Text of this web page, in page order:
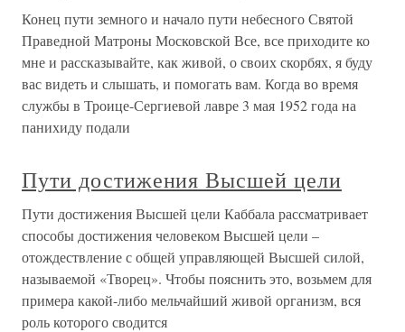
Конец пути земного и начало пути небесного Святой
Праведной Матроны Московской Все, все приходите ко
мне и рассказывайте, как живой, о своих скорбях, я буду
вас видеть и слышать, и помогать вам. Когда во время
службы в Троице-Сергиевой лавре 3 мая 1952 года на
панихиду подали
Пути достижения Высшей цели
Пути достижения Высшей цели Каббала рассматривает
способы достижения человеком Высшей цели –
отождествление с общей управляющей Высшей силой,
называемой «Творец». Чтобы пояснить это, возьмем для
примера какой-либо мельчайший живой организм, вся
роль которого сводится